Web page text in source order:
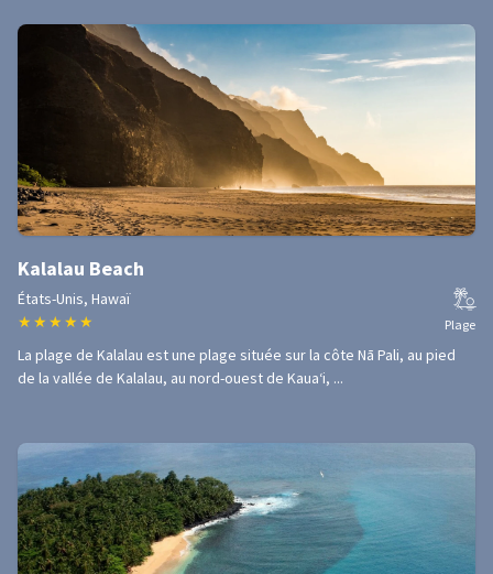
Kalalau Beach
États-Unis, Hawaï
★ ★ ★ ★ ★ Plage
La plage de Kalalau est une plage située sur la côte Nā Pali, au pied
de la vallée de Kalalau, au nord-ouest de Kauaʻi, ...